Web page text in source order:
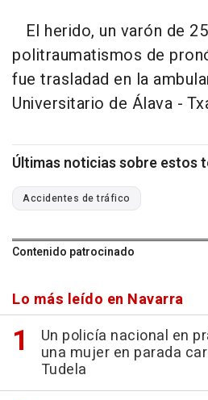
El herido, un varón de
politraumatismos de
fue trasladad en la
Universitario de Álava -
Últimas noticias sobre estos
Accidentes de tráfico
Contenido patrocinado
Lo más leído en Navarra
Un policía nacional en
una mujer en parada
Tudela